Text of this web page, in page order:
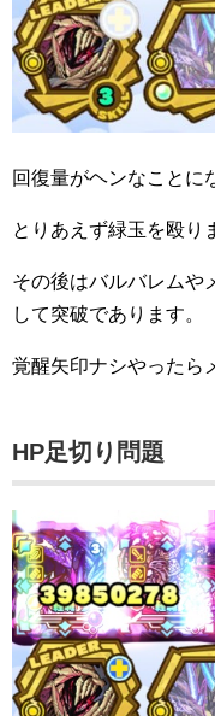
回復量がヘンなことに
とりあえず緑玉を殴り
その後はバルバレムや
して突破であります。
覚醒矢印ナシやったら
HP足切り問題